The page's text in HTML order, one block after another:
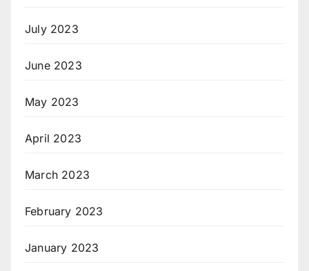
July 2023
June 2023
May 2023
April 2023
March 2023
February 2023
January 2023